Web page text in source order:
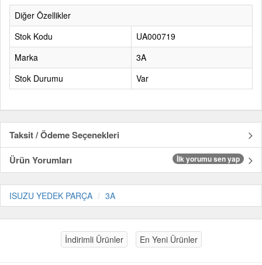
Diğer Özellikler
Stok Kodu
UA000719
Marka
3A
Stok Durumu
Var
Taksit / Ödeme Seçenekleri
Ürün Yorumları
İlk yorumu sen yap
ISUZU YEDEK PARÇA 3A
İndirimli Ürünler En Yeni Ürünler